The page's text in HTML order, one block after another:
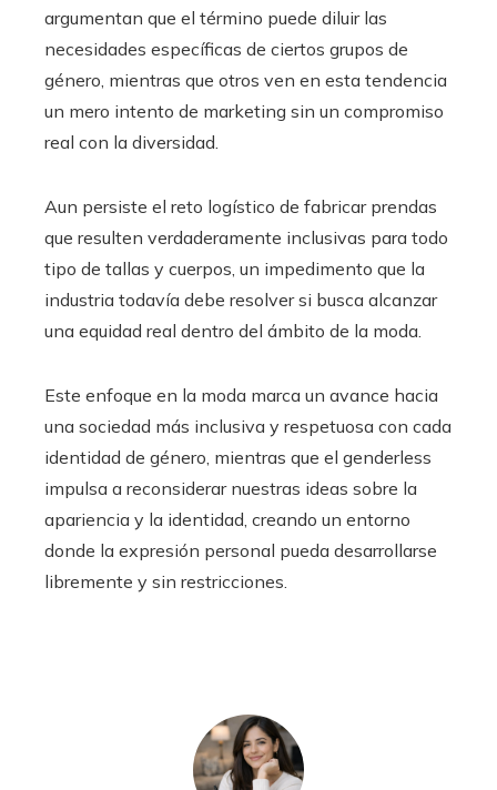
argumentan que el término puede diluir las
necesidades específicas de ciertos grupos de
género, mientras que otros ven en esta tendencia
un mero intento de marketing sin un compromiso
real con la diversidad.
Aun persiste el reto logístico de fabricar prendas
que resulten verdaderamente inclusivas para todo
tipo de tallas y cuerpos, un impedimento que la
industria todavía debe resolver si busca alcanzar
una equidad real dentro del ámbito de la moda.
Este enfoque en la moda marca un avance hacia
una sociedad más inclusiva y respetuosa con cada
identidad de género, mientras que el genderless
impulsa a reconsiderar nuestras ideas sobre la
apariencia y la identidad, creando un entorno
donde la expresión personal pueda desarrollarse
libremente y sin restricciones.